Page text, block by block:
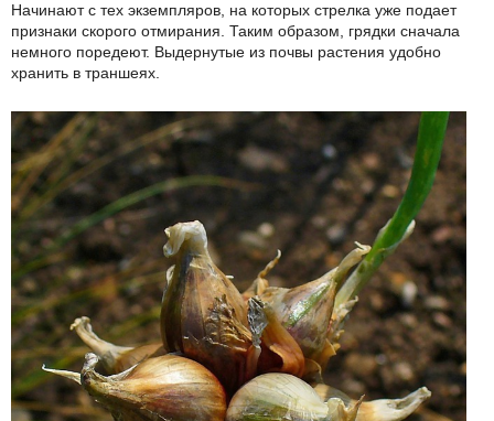
Начинают с тех экземпляров, на которых стрелка уже подает
признаки скорого отмирания. Таким образом, грядки сначала
немного поредеют. Выдернутые из почвы растения удобно
хранить в траншеях.